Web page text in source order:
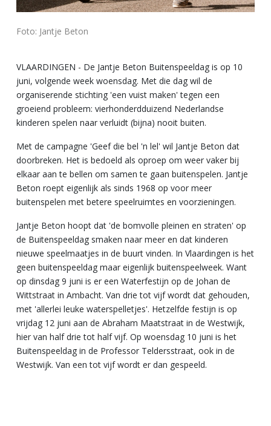
Foto: Jantje Beton
VLAARDINGEN - De Jantje Beton Buitenspeeldag is op 10
juni, volgende week woensdag. Met die dag wil de
organiserende stichting 'een vuist maken' tegen een
groeiend probleem: vierhonderdduizend Nederlandse
kinderen spelen naar verluidt (bijna) nooit buiten.
Met de campagne 'Geef die bel 'n lel' wil Jantje Beton dat
doorbreken. Het is bedoeld als oproep om weer vaker bij
elkaar aan te bellen om samen te gaan buitenspelen. Jantje
Beton roept eigenlijk als sinds 1968 op voor meer
buitenspelen met betere speelruimtes en voorzieningen.
Jantje Beton hoopt dat 'de bomvolle pleinen en straten' op
de Buitenspeeldag smaken naar meer en dat kinderen
nieuwe speelmaatjes in de buurt vinden. In Vlaardingen is het
geen buitenspeeldag maar eigenlijk buitenspeelweek. Want
op dinsdag 9 juni is er een Waterfestijn op de Johan de
Wittstraat in Ambacht. Van drie tot vijf wordt dat gehouden,
met 'allerlei leuke waterspelletjes'. Hetzelfde festijn is op
vrijdag 12 juni aan de Abraham Maatstraat in de Westwijk,
hier van half drie tot half vijf. Op woensdag 10 juni is het
Buitenspeeldag in de Professor Teldersstraat, ook in de
Westwijk. Van een tot vijf wordt er dan gespeeld.